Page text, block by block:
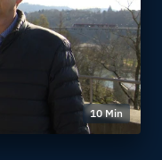
10 Min